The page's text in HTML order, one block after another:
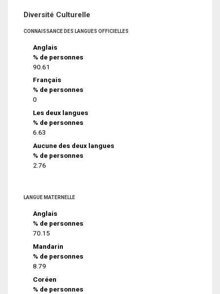
Diversité Culturelle
CONNAISSANCE DES LANGUES OFFICIELLES
Anglais
% de personnes
90.61
Français
% de personnes
0
Les deux langues
% de personnes
6.63
Aucune des deux langues
% de personnes
2.76
LANGUE MATERNELLE
Anglais
% de personnes
70.15
Mandarin
% de personnes
8.79
Coréen
% de personnes